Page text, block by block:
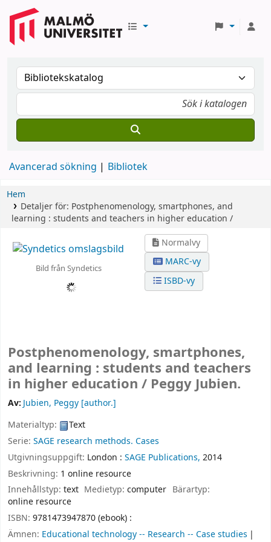
Avancerad sökning Bibliotek
Hem
Detaljer för: Postphenomenology, smartphones, and
learning : students and teachers in higher education /
Bild från Syndetics
Normalvy
MARC-vy
ISBD-vy
Postphenomenology, smartphones,
and learning : students and teachers
in higher education / Peggy Jubien.
Av: Jubien, Peggy [author.]
Materialtyp:
Text
Serie: SAGE research methods. Cases
Utgivningsuppgift: London : SAGE Publications, 2014
Beskrivning: 1 online resource
Innehållstyp: text Medietyp:computer Bärartyp:
online resource
ISBN: 9781473947870 (ebook) :
Ämnen: Educational technology -- Research -- Case studies